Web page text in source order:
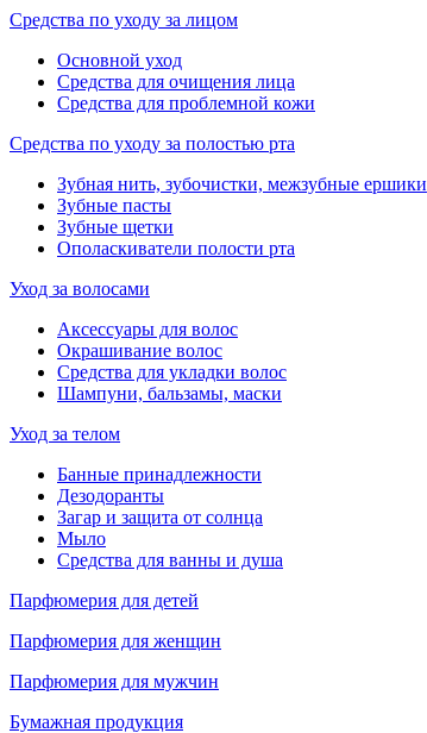
Средства по уходу за лицом
Основной уход
Средства для очищения лица
Средства для проблемной кожи
Средства по уходу за полостью рта
Зубная нить, зубочистки, межзубные ершики
Зубные пасты
Зубные щетки
Ополаскиватели полости рта
Уход за волосами
Аксессуары для волос
Окрашивание волос
Средства для укладки волос
Шампуни, бальзамы, маски
Уход за телом
Банные принадлежности
Дезодоранты
Загар и защита от солнца
Мыло
Средства для ванны и душа
Парфюмерия для детей
Парфюмерия для женщин
Парфюмерия для мужчин
Бумажная продукция